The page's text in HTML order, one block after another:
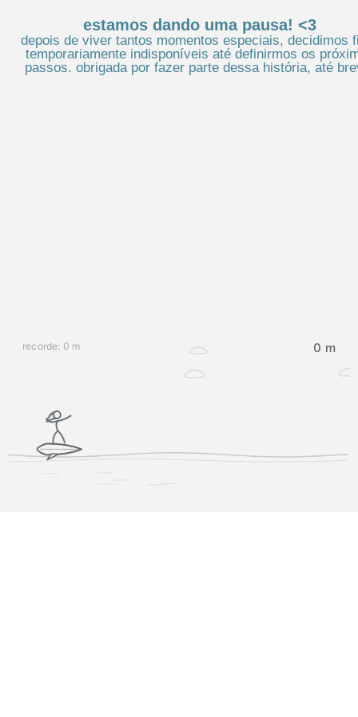
estamos dando uma pausa! <3
depois de viver tantos momentos especiais, decidimos
temporariamente indisponíveis até definirmos os
passos. obrigada por fazer parte dessa história, até
0 m
recorde: 0 m